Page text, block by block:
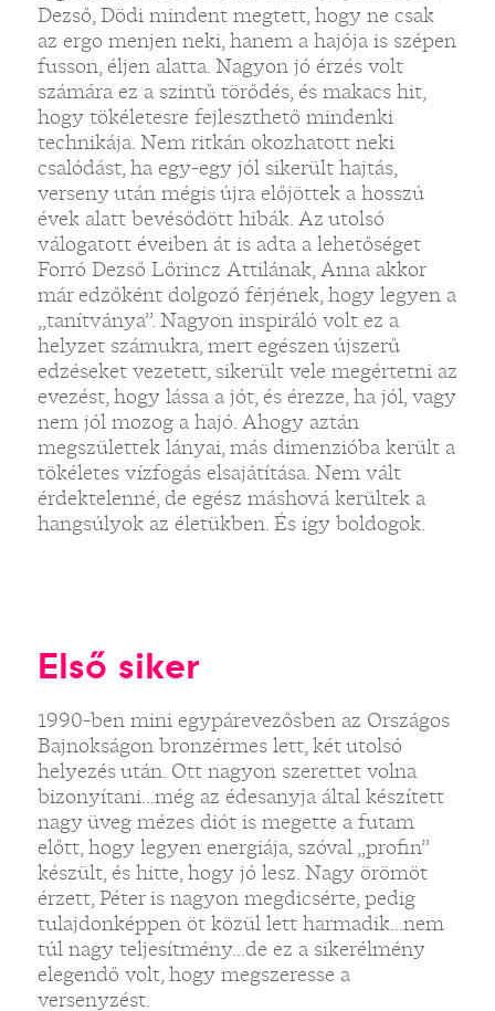
Dezső, Dödi mindent megtett, hogy ne csak
az ergo menjen neki, hanem a hajója is szépen
fusson, éljen alatta. Nagyon jó érzés volt
számára ez a szintű törődés, és makacs hit,
hogy tökéletesre fejleszthető mindenki
technikája. Nem ritkán okozhatott neki
csalódást, ha egy-egy jól sikerült hajtás,
verseny után mégis újra előjöttek a hosszú
évek alatt bevésődött hibák. Az utolsó
válogatott éveiben át is adta a lehetőséget
Forró Dezső Lőrincz Attilának, Anna akkor
már edzőként dolgozó férjének, hogy legyen a
„tanítványa”. Nagyon inspiráló volt ez a
helyzet számukra, mert egészen újszerű
edzéseket vezetett, sikerült vele megértetni az
evezést, hogy lássa a jót, és érezze, ha jól, vagy
nem jól mozog a hajó. Ahogy aztán
megszülettek lányai, más dimenzióba került a
tökéletes vízfogás elsajátítása. Nem vált
érdektelenné, de egész máshová kerültek a
hangsúlyok az életükben. És így boldogok.
Első siker
1990-ben mini egypárevezősben az Országos
Bajnokságon bronzérmes lett, két utolsó
helyezés után. Ott nagyon szerettet volna
bizonyítani...még az édesanyja által készített
nagy üveg mézes diót is megette a futam
előtt, hogy legyen energiája, szóval „profin”
készült, és hitte, hogy jó lesz. Nagy örömöt
érzett, Péter is nagyon megdicsérte, pedig
tulajdonképpen öt közül lett harmadik...nem
túl nagy teljesítmény...de ez a sikerélmény
elegendő volt, hogy megszeresse a
versenyzést.